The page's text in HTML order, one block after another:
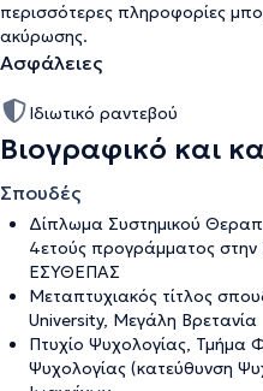
περισσότερες πληροφορίες
ακύρωσης.
Ασφάλειες
Ιδιωτικό ραντεβού
Βιογραφικό και
Σπουδές
Δίπλωμα Συστημικού
4ετούς προγράμματος στην
ΕΣΥΘΕΠΑΣ
Mεταπτυχιακός τίτλος
University, Μεγάλη Βρετανία
Πτυχίο Ψυχολογίας, Τμήμα
Ψυχολογίας (κατεύθυνση